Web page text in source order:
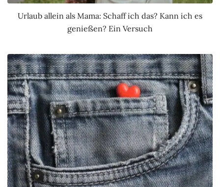
Urlaub allein als Mama: Schaff ich das? Kann ich es
genießen? Ein Versuch